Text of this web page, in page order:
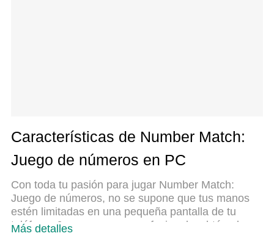
Características de Number Match:
Juego de números en PC
Con toda tu pasión para jugar Number Match:
Juego de números, no se supone que tus manos
estén limitadas en una pequeña pantalla de tu
teléfono. Juega como un profesional y obtén el
Más detalles